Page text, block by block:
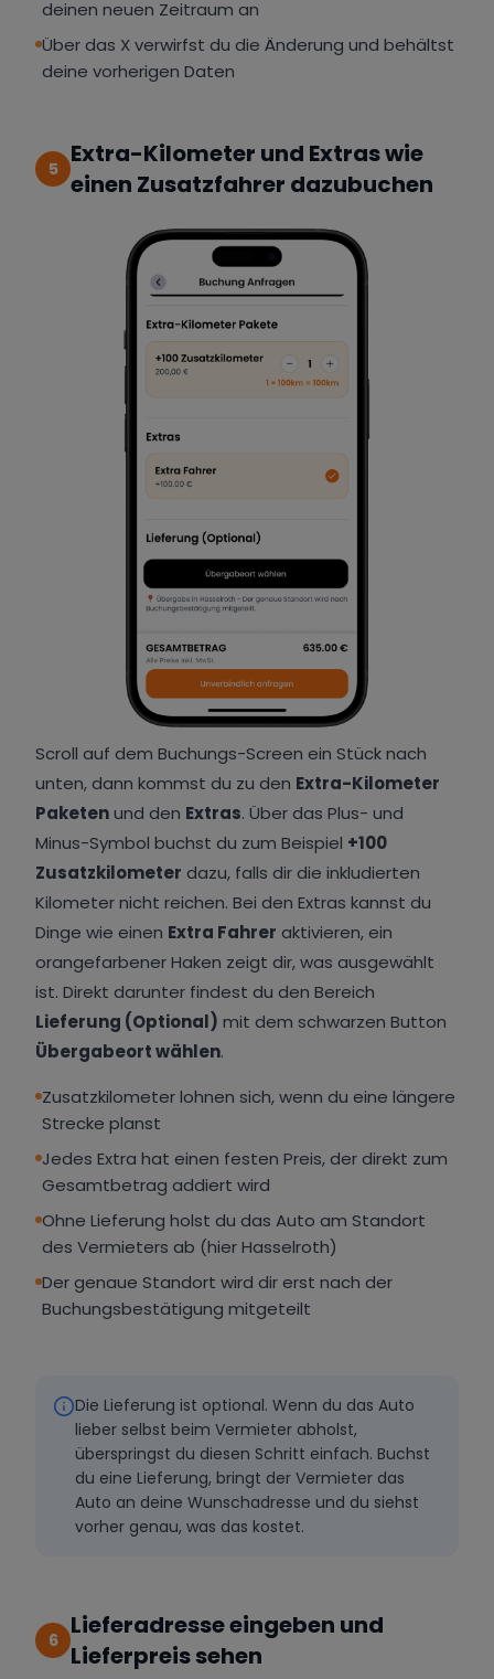
deinen neuen Zeitraum an
Über das X verwirfst du die Änderung und behältst
deine vorherigen Daten
5
Extra-Kilometer und Extras wie
einen Zusatzfahrer dazubuchen
Scroll auf dem Buchungs-Screen ein Stück nach
unten, dann kommst du zu den Extra-Kilometer
Paketenund den Extras. Über das Plus- und
Minus-Symbol buchst du zum Beispiel +100
Zusatzkilometer dazu, falls dir die inkludierten
Kilometer nicht reichen. Bei den Extras kannst du
Dinge wie einen Extra Fahrer aktivieren, ein
orangefarbener Haken zeigt dir, was ausgewählt
ist. Direkt darunter findest du den Bereich
Lieferung (Optional) mit dem schwarzen Button
Übergabeort wählen.
Zusatzkilometer lohnen sich, wenn du eine längere
Strecke planst
Jedes Extra hat einen festen Preis, der direkt zum
Gesamtbetrag addiert wird
Ohne Lieferung holst du das Auto am Standort
des Vermieters ab (hier Hasselroth)
Der genaue Standort wird dir erst nach der
Buchungsbestätigung mitgeteilt
Die Lieferung ist optional. Wenn du das Auto
lieber selbst beim Vermieter abholst,
überspringst du diesen Schritt einfach. Buchst
du eine Lieferung, bringt der Vermieter das
Auto an deine Wunschadresse und du siehst
vorher genau, was das kostet.
6
Lieferadresse eingeben und
Lieferpreis sehen